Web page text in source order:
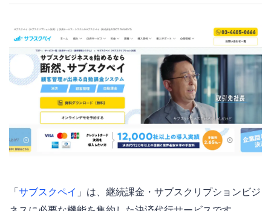
「サブスクペイ 」は、継続課金・サブスクリプションビジ